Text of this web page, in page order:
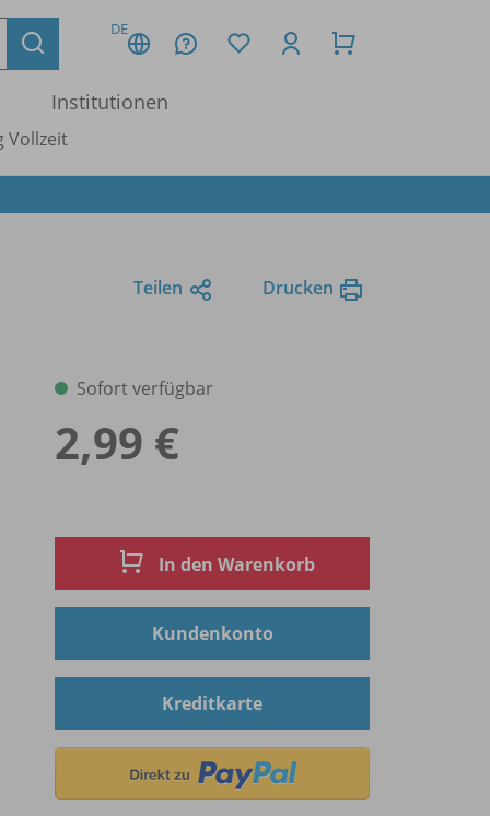
DE
Institutionen
Vollzeit
Teilen Drucken
Sofort verfügbar
2,99 €
In den Warenkorb
Kundenkonto
Kreditkarte